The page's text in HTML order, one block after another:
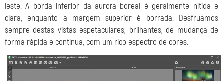
leste. A borda inferior da aurora boreal é geralmente nítida e
clara, enquanto a margem superior é borrada. Desfruamos
sempre destas vistas espetaculares, brilhantes, de mudança de
forma rápida e contínua, com um rico espectro de cores.